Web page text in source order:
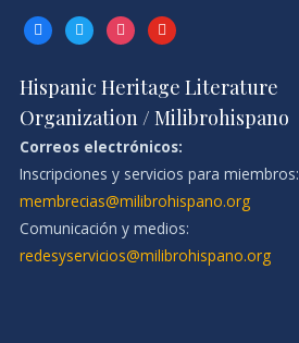
facebooktwitterinstagramyoutube
Hispanic Heritage Literature
Organization / Milibrohispano
Correos electrónicos:
Inscripciones y servicios para miembros:
membrecias@milibrohispano.org
Comunicación y medios:
redesyservicios@milibrohispano.org